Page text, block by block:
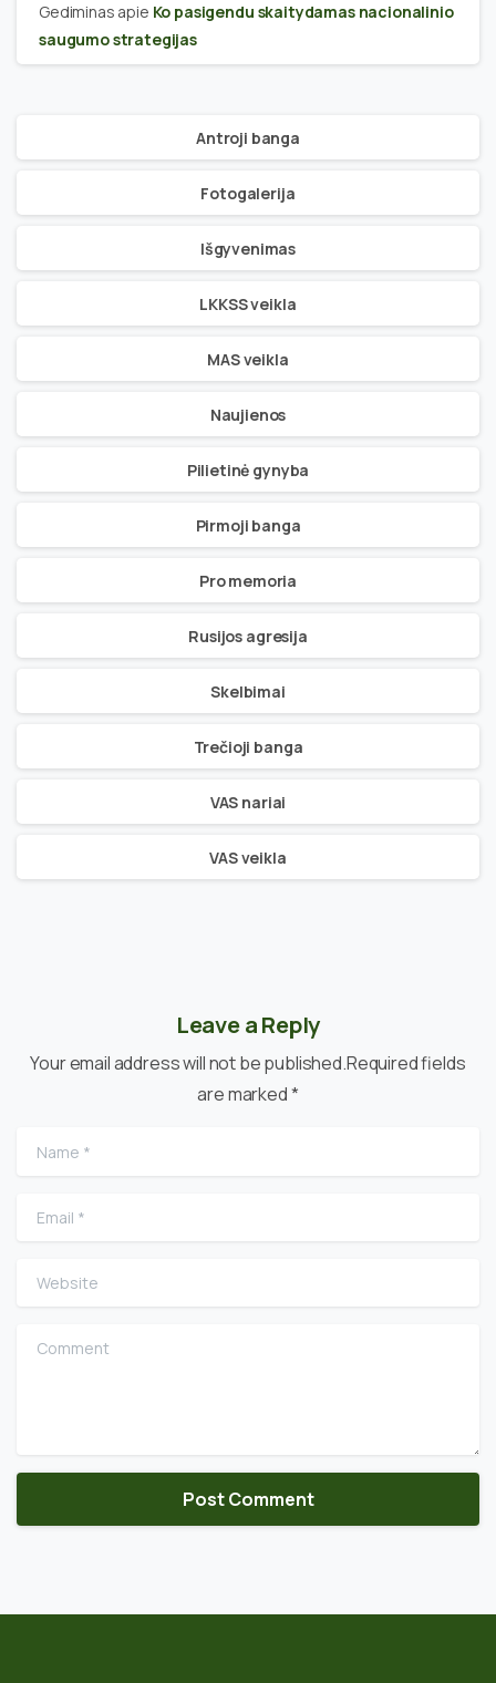
Gediminas apie Ko pasigendu skaitydamas nacionalinio
saugumo strategijas
Antroji banga
Fotogalerija
Išgyvenimas
LKKSS veikla
MAS veikla
Naujienos
Pilietinė gynyba
Pirmoji banga
Pro memoria
Rusijos agresija
Skelbimai
Trečioji banga
VAS nariai
VAS veikla
Leave a Reply
Your email address will not be published.Required fields
are marked *
Name
Email
Website
Comment